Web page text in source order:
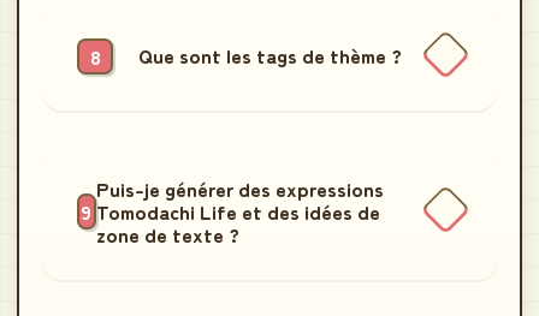
Que sont les tags de thème ?
Puis-je générer des expressions
Tomodachi Life et des idées de
zone de texte ?